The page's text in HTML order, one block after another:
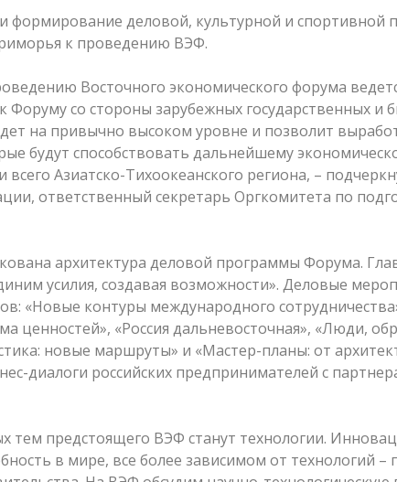
формирование деловой, культурной и спортивной
к проведению ВЭФ.
Восточного экономического форума
Форуму со стороны зарубежных государственных и
на привычно высоком уровне и позволит
будут способствовать дальнейшему
всего Азиатско-Тихоокеанского региона, –
ответственный секретарь Оргкомитета по
архитектура деловой программы Форума.
усилия, создавая возможности». Деловые
«Новые контуры международного
ценностей», «Россия дальневосточная», «Люди,
новые маршруты» и «Мастер-планы: от
диалоги российских предпринимателей с
тем предстоящего ВЭФ станут технологии.
в мире, все более зависимом от технологий